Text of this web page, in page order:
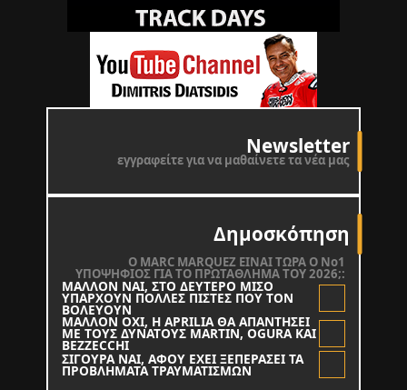
Newsletter
εγγραφείτε για να μαθαίνετε τα νέα μας
Δημοσκόπηση
O MARC MARQUEZ ΕΙΝΑΙ ΤΩΡΑ Ο Νο1
ΥΠΟΨΗΦΙΟΣ ΓΙΑ ΤΟ ΠΡΩΤΑΘΛΗΜΑ ΤΟΥ 2026;:
ΜΑΛΛΟΝ ΝΑΙ, ΣΤΟ ΔΕΥΤΕΡΟ ΜΙΣΟ
ΥΠΑΡΧΟΥΝ ΠΟΛΛΕΣ ΠΙΣΤΕΣ ΠΟΥ ΤΟΝ
ΒΟΛΕΥΟΥΝ
ΜΑΛΛΟΝ ΟΧΙ, Η APRILIA ΘΑ ΑΠΑΝΤΗΣΕΙ
ΜΕ ΤΟΥΣ ΔΥΝΑΤΟΥΣ MARTIN, OGURA KAI
BEZZECCHI
ΣΙΓΟΥΡΑ ΝΑΙ, ΑΦΟΥ ΕΧΕΙ ΞΕΠΕΡΑΣΕΙ ΤΑ
ΠΡΟΒΛΗΜΑΤΑ ΤΡΑΥΜΑΤΙΣΜΩΝ